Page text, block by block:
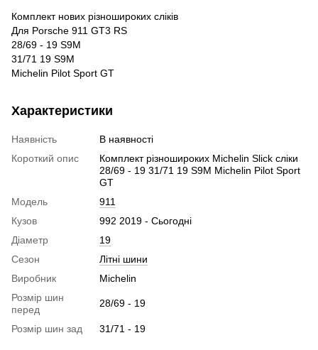
Комплект нових різношироких сліків
Для Porsche 911 GT3 RS
28/69 - 19 S9M
31/71 19 S9M
Michelin Pilot Sport GT
Характеристики
Наявність
В наявності
Короткий опис
Комплект різношироких Michelin Slick сліки
28/69 - 19 31/71 19 S9M Michelin Pilot Sport
GT
Модель
911
Кузов
992 2019 - Сьогодні
Діаметр
19
Сезон
Літні шини
Виробник
Michelin
Розмір шин
перед
28/69 - 19
Розмір шин зад 31/71 - 19